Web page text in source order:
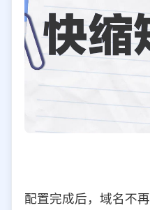
配置完成后，域名不